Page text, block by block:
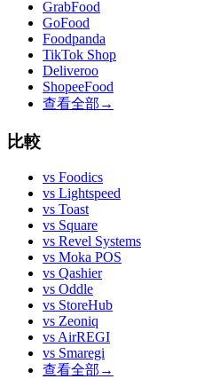
GrabFood
GoFood
Foodpanda
TikTok Shop
Deliveroo
ShopeeFood
查看全部 →
比較
vs Foodics
vs Lightspeed
vs Toast
vs Square
vs Revel Systems
vs Moka POS
vs Qashier
vs Oddle
vs StoreHub
vs Zeoniq
vs AirREGI
vs Smaregi
查看全部 →